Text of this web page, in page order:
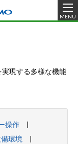
MENU
現する多様な機能
操作
環境